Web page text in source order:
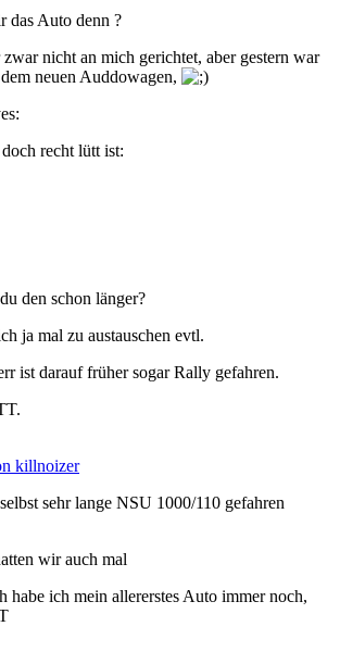
das Auto denn ?
nicht an mich gerichtet, aber gestern war
neuen Auddowagen,
recht lütt ist:
den schon länger?
ja mal zu austauschen evtl.
ist darauf früher sogar Rally gefahren.
killnoizer
sehr lange NSU 1000/110 gefahren
wir auch mal
habe ich mein allererstes Auto immer noch,